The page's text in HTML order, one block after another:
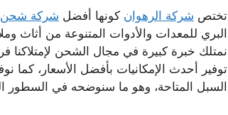
تختص شركة الرهوان كونها أفضل شركة شحن
البري للمعدات والأدوات المتنوعة من أثاث
نمتلك خبرة كبيرة في مجال الشحن
توفير أحدث الإمكانيات بأفضل الأسعار، كما
السبل المتاحة، وهو ما سنوضحه في السطور